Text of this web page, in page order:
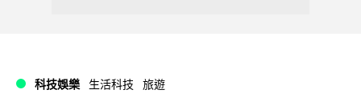
科技娛樂 生活科技 旅遊